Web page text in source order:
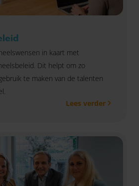
in kaart met
Dit helpt om zo
te maken van de talenten
Lees verder